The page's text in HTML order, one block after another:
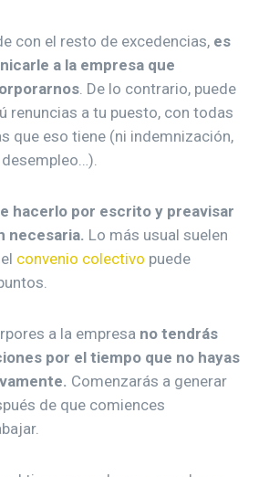
con el resto de excedencias, es
a la empresa que
. De lo contrario, puede
renuncias a tu puesto, con todas
que eso tiene (ni indemnización,
hacerlo por escrito y preavisar
necesaria. Lo más usual suelen
convenio colectivo puede
a la empresa no tendrás
por el tiempo que no hayas
Comenzarás a generar
de que comiences